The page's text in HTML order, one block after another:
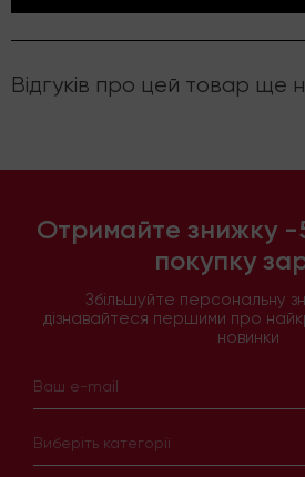
Відгуків про цей товар ще
Отримайте знижку
покупку
Збільшуйте персональну
дізнавайтеся першими про
новинки
Виберіть категорії